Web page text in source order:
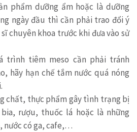
phẩm dưỡng ẩm hoặc là dưỡng
ngày đầu thì cần phải trao đổi ý
chuyên khoa trước khi đưa vào sử
trình tiêm meso cần phải tránh
hãy hạn chế tắm nước quá nóng
chất, thực phẩm gây tình trạng bị
rượu, thuốc lá hoặc là những
nước có ga, cafe,…